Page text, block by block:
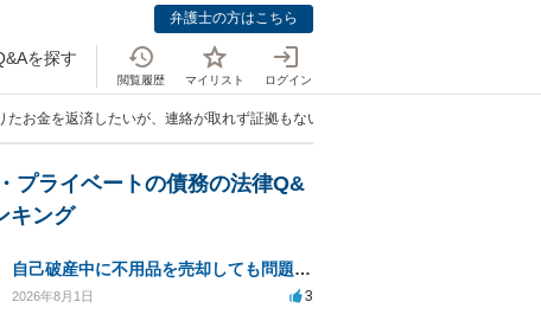
弁護士の方はこちら
を探す
閲覧履歴 マイリスト ログイン
たお金を返済したいが、連絡が取れず証拠もない場合、どのように対処すればよい
プライベートの債務の法律Q&
キング
自己破産中に不用品を売却しても問題ないか？
2026年8月1日 3